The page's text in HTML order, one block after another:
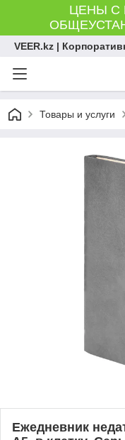
ЦЕНЫ С
VEER.kz |
Товары и услуги
Ежедневник